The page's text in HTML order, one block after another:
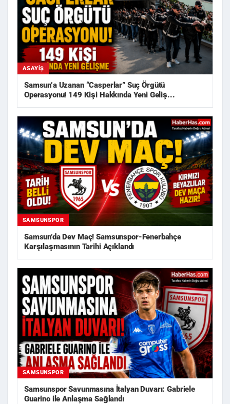
ASAYIŞ
Samsun’a Uzanan “Casperlar” Suç Örgütü
Operasyonu! 149 Kişi Hakkında Yeni Geliş...
SAMSUNSPOR
Samsun’da Dev Maç! Samsunspor-Fenerbahçe
Karşılaşmasının Tarihi Açıklandı
SAMSUNSPOR
Samsunspor Savunmasına İtalyan Duvarı: Gabriele
Guarino ile Anlaşma Sağlandı